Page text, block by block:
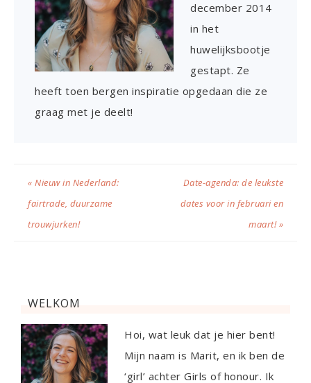
december 2014
in het
huwelijksbootje
gestapt. Ze
heeft toen bergen inspiratie opgedaan die ze
graag met je deelt!
« Nieuw in Nederland:
fairtrade, duurzame
trouwjurken!
Date-agenda: de leukste
dates voor in februari en
maart! »
WELKOM
Hoi, wat leuk dat je hier bent!
Mijn naam is Marit, en ik ben de
‘girl’ achter Girls of honour. Ik